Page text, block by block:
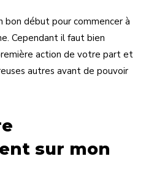
début pour commencer à
Cependant il faut bien
action de votre part et
autres avant de pouvoir
sur mon